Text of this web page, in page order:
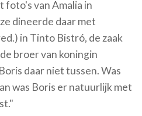
foto's van Amalia in
dineerde daar met
in Tinto Bistró, de zaak
broer van koningin
daar niet tussen. Was
was Boris er natuurlijk met